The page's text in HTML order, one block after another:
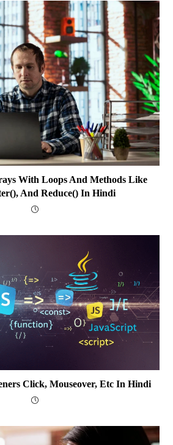
With Loops And Methods Like
And Reduce() In Hindi
Click, Mouseover, Etc In Hindi